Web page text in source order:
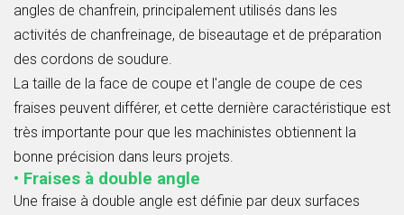
angles de chanfrein, principalement utilisés dans les
activités de chanfreinage, de biseautage et de préparation
des cordons de soudure.
La taille de la face de coupe et l'angle de coupe de ces
fraises peuvent différer, et cette dernière caractéristique est
très importante pour que les machinistes obtiennent la
bonne précision dans leurs projets.
• Fraises à double angle
Une fraise à double angle est définie par deux surfaces